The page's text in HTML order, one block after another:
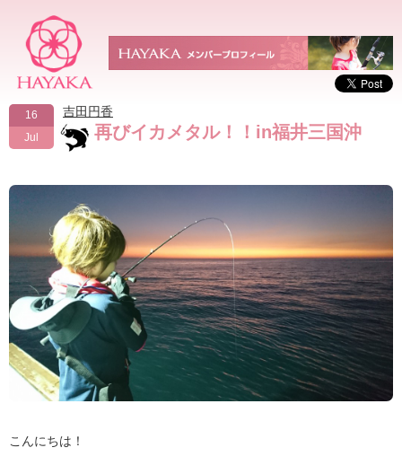
16
Jul
吉田円香
再びイカメタル！！in福井三国沖
こんにちは！